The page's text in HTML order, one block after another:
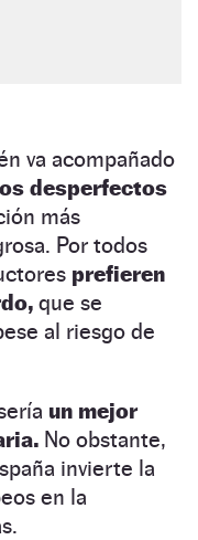
va acompañado
desperfectos
más
Por todos
prefieren
que se
al riesgo de
un mejor
No obstante,
invierte la
en la